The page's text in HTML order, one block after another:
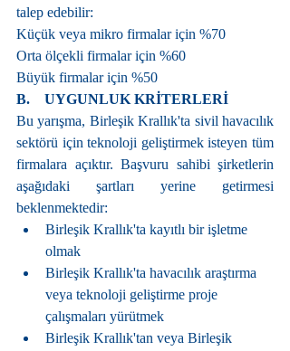
talep edebilir:
Küçük veya mikro firmalar için %70
Orta ölçekli firmalar için %60
Büyük firmalar için %50
B.    UYGUNLUK KRİTERLERİ
Bu yarışma, Birleşik Krallık'ta sivil havacılık
sektörü için teknoloji geliştirmek isteyen tüm
firmalara açıktır. Başvuru sahibi şirketlerin
aşağıdaki şartları yerine getirmesi
beklenmektedir:
Birleşik Krallık'ta kayıtlı bir işletme
olmak
Birleşik Krallık'ta havacılık araştırma
veya teknoloji geliştirme proje
çalışmaları yürütmek
Birleşik Krallık'tan veya Birleşik